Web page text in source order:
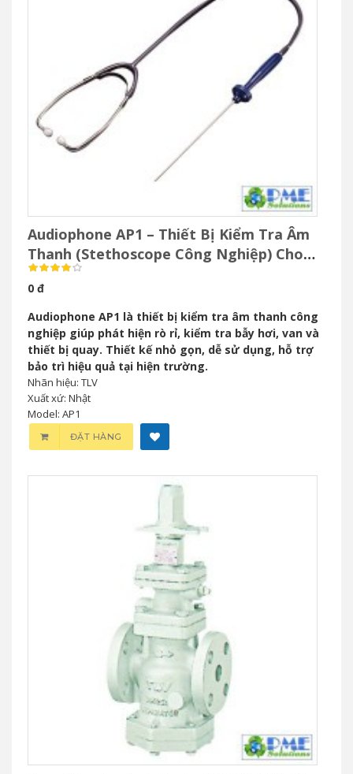
Audiophone AP1 – Thiết Bị Kiểm Tra Âm
Thanh (Stethoscope Công Nghiệp) Cho
Bảo Trì Công Nghiệp
0 đ
Audiophone AP1 là thiết bị kiểm tra âm thanh công
nghiệp giúp phát hiện rò rỉ, kiểm tra bẫy hơi, van và
thiết bị quay. Thiết kế nhỏ gọn, dễ sử dụng, hỗ trợ
bảo trì hiệu quả tại hiện trường.
Nhãn hiệu: TLV
Xuất xứ: Nhật
Model: AP1
ĐẶT HÀNG